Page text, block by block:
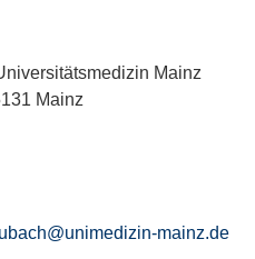
Mainz
Mainz
mainz.de